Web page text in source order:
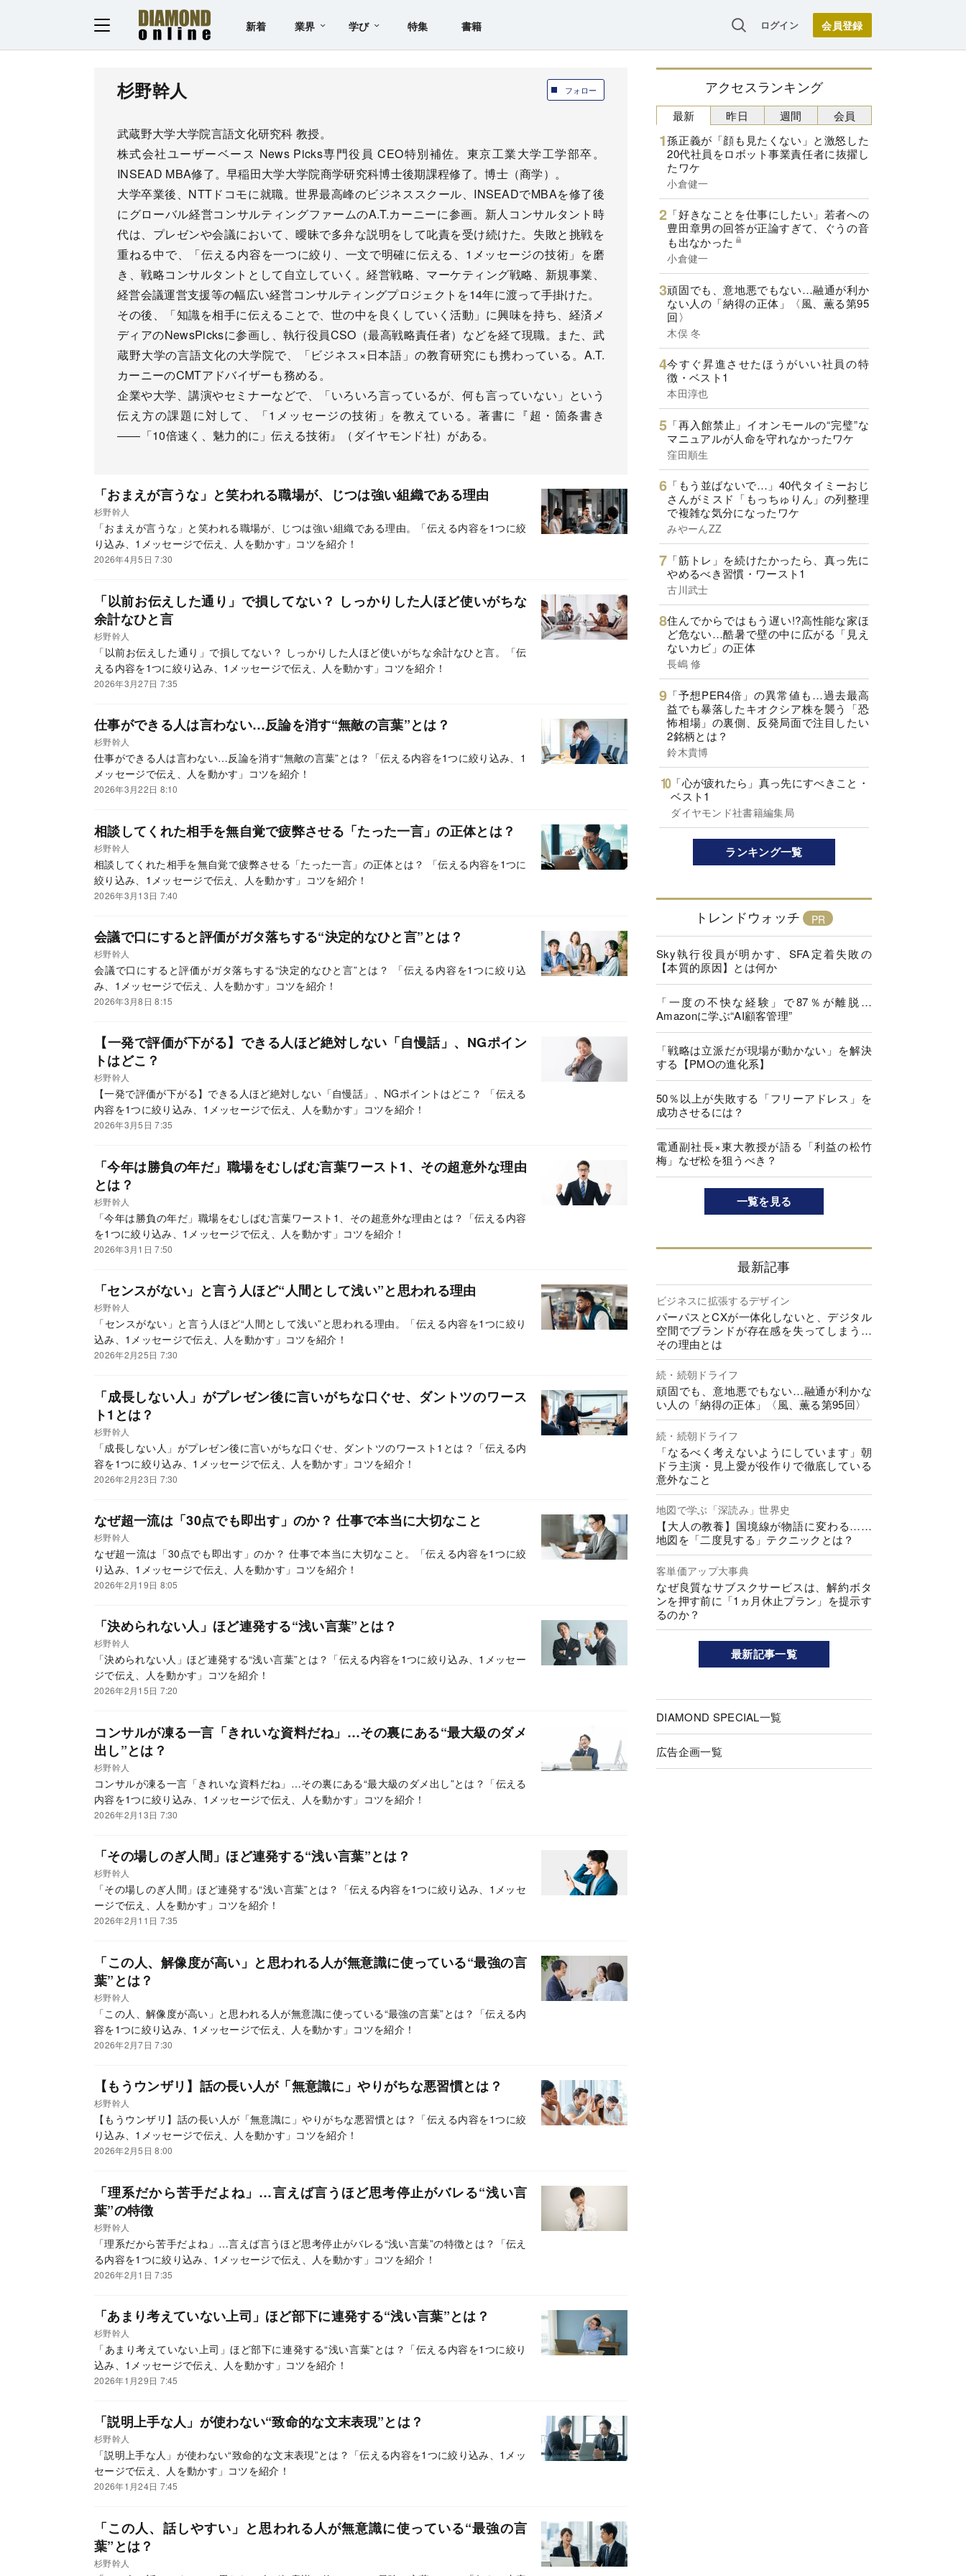
新着 業界 学び 特集 書籍 ログイン
フォロー
杉野幹人
武蔵野大学大学院言語文化研究科 教授。
株式会社ユーザーベース News Picks専門役員 CEO特別補佐。東京工業大学工学部卒。
INSEAD MBA修了。早稲田大学大学院商学研究科博士後期課程修了。博士（商学）。
大学卒業後、NTTドコモに就職。世界最高峰のビジネススクール、INSEADでMBAを修了後
にグローバル経営コンサルティングファームのA.T.カーニーに参画。新人コンサルタント時
代は、プレゼンや会議において、曖昧で多弁な説明をして叱責を受け続けた。失敗と挑戦を
重ねる中で、「伝える内容を一つに絞り、一文で明確に伝える、1メッセージの技術」を磨
き、戦略コンサルタントとして自立していく。経営戦略、マーケティング戦略、新規事業、
経営会議運営支援等の幅広い経営コンサルティングプロジェクトを14年に渡って手掛けた。
その後、「知識を相手に伝えることで、世の中を良くしていく活動」に興味を持ち、経済メ
ディアのNewsPicksに参画し、執行役員CSO（最高戦略責任者）などを経て現職。また、武
蔵野大学の言語文化の大学院で、「ビジネス×日本語」の教育研究にも携わっている。A.T.
カーニーのCMTアドバイザーも務める。
企業や大学、講演やセミナーなどで、「いろいろ言っているが、何も言っていない」という
伝え方の課題に対して、「1メッセージの技術」を教えている。著書に『超・箇条書き
――「10倍速く、魅力的に」伝える技術』（ダイヤモンド社）がある。
「おまえが言うな」と笑われる職場が、じつは強い組織である理由
杉野幹人
「おまえが言うな」と笑われる職場が、じつは強い組織である理由。「伝える内容を1つに絞
り込み、1メッセージで伝え、人を動かす」コツを紹介！
2026年4月5日 7:30
「以前お伝えした通り」で損してない？ しっかりした人ほど使いがちな
余計なひと言
杉野幹人
「以前お伝えした通り」で損してない？ しっかりした人ほど使いがちな余計なひと言。「伝
える内容を1つに絞り込み、1メッセージで伝え、人を動かす」コツを紹介！
2026年3月27日 7:35
仕事ができる人は言わない…反論を消す“無敵の言葉”とは？
杉野幹人
仕事ができる人は言わない…反論を消す“無敵の言葉”とは？「伝える内容を1つに絞り込み、1
メッセージで伝え、人を動かす」コツを紹介！
2026年3月22日 8:10
相談してくれた相手を無自覚で疲弊させる「たった一言」の正体とは？
杉野幹人
相談してくれた相手を無自覚で疲弊させる「たった一言」の正体とは？ 「伝える内容を1つに
絞り込み、1メッセージで伝え、人を動かす」コツを紹介！
2026年3月13日 7:40
会議で口にすると評価がガタ落ちする“決定的なひと言”とは？
杉野幹人
会議で口にすると評価がガタ落ちする“決定的なひと言”とは？ 「伝える内容を1つに絞り込
み、1メッセージで伝え、人を動かす」コツを紹介！
2026年3月8日 8:15
【一発で評価が下がる】できる人ほど絶対しない「自慢話」、NGポイン
トはどこ？
杉野幹人
【一発で評価が下がる】できる人ほど絶対しない「自慢話」、NGポイントはどこ？ 「伝える
内容を1つに絞り込み、1メッセージで伝え、人を動かす」コツを紹介！
2026年3月5日 7:35
「今年は勝負の年だ」職場をむしばむ言葉ワースト1、その超意外な理由
とは？
杉野幹人
「今年は勝負の年だ」職場をむしばむ言葉ワースト1、その超意外な理由とは？「伝える内容
を1つに絞り込み、1メッセージで伝え、人を動かす」コツを紹介！
2026年3月1日 7:50
「センスがない」と言う人ほど“人間として浅い”と思われる理由
杉野幹人
「センスがない」と言う人ほど“人間として浅い”と思われる理由。「伝える内容を1つに絞り
込み、1メッセージで伝え、人を動かす」コツを紹介！
2026年2月25日 7:30
「成長しない人」がプレゼン後に言いがちな口ぐせ、ダントツのワース
ト1とは？
杉野幹人
「成長しない人」がプレゼン後に言いがちな口ぐせ、ダントツのワースト1とは？「伝える内
容を1つに絞り込み、1メッセージで伝え、人を動かす」コツを紹介！
2026年2月23日 7:30
なぜ超一流は「30点でも即出す」のか？ 仕事で本当に大切なこと
杉野幹人
なぜ超一流は「30点でも即出す」のか？ 仕事で本当に大切なこと。「伝える内容を1つに絞
り込み、1メッセージで伝え、人を動かす」コツを紹介！
2026年2月19日 8:05
「決められない人」ほど連発する“浅い言葉”とは？
杉野幹人
「決められない人」ほど連発する“浅い言葉”とは？「伝える内容を1つに絞り込み、1メッセー
ジで伝え、人を動かす」コツを紹介！
2026年2月15日 7:20
コンサルが凍る一言「きれいな資料だね」…その裏にある“最大級のダメ
出し”とは？
杉野幹人
コンサルが凍る一言「きれいな資料だね」…その裏にある“最大級のダメ出し”とは？「伝える
内容を1つに絞り込み、1メッセージで伝え、人を動かす」コツを紹介！
2026年2月13日 7:30
「その場しのぎ人間」ほど連発する“浅い言葉”とは？
杉野幹人
「その場しのぎ人間」ほど連発する“浅い言葉”とは？「伝える内容を1つに絞り込み、1メッセ
ージで伝え、人を動かす」コツを紹介！
2026年2月11日 7:35
「この人、解像度が高い」と思われる人が無意識に使っている“最強の言
葉”とは？
杉野幹人
「この人、解像度が高い」と思われる人が無意識に使っている“最強の言葉”とは？「伝える内
容を1つに絞り込み、1メッセージで伝え、人を動かす」コツを紹介！
2026年2月7日 7:30
【もうウンザリ】話の長い人が「無意識に」やりがちな悪習慣とは？
杉野幹人
【もうウンザリ】話の長い人が「無意識に」やりがちな悪習慣とは？「伝える内容を1つに絞
り込み、1メッセージで伝え、人を動かす」コツを紹介！
2026年2月5日 8:00
「理系だから苦手だよね」…言えば言うほど思考停止がバレる“浅い言
葉”の特徴
杉野幹人
「理系だから苦手だよね」…言えば言うほど思考停止がバレる“浅い言葉”の特徴とは？「伝え
る内容を1つに絞り込み、1メッセージで伝え、人を動かす」コツを紹介！
2026年2月1日 7:35
「あまり考えていない上司」ほど部下に連発する“浅い言葉”とは？
杉野幹人
「あまり考えていない上司」ほど部下に連発する“浅い言葉”とは？「伝える内容を1つに絞り
込み、1メッセージで伝え、人を動かす」コツを紹介！
2026年1月29日 7:45
「説明上手な人」が使わない“致命的な文末表現”とは？
杉野幹人
「説明上手な人」が使わない“致命的な文末表現”とは？「伝える内容を1つに絞り込み、1メッ
セージで伝え、人を動かす」コツを紹介！
2026年1月24日 7:45
「この人、話しやすい」と思われる人が無意識に使っている“最強の言
葉”とは？
杉野幹人
アクセスランキング
最新
孫正義が「顔も見たくない」と激怒した
20代社員をロボット事業責任者に抜擢し
たワケ
小倉健一
「好きなことを仕事にしたい」若者への
豊田章男の回答が正論すぎて、ぐうの音
も出なかった
小倉健一
頑固でも、意地悪でもない…融通が利か
ない人の「納得の正体」〈風、薫る第95
回〉
木俣 冬
今すぐ昇進させたほうがいい社員の特
徴・ベスト1
本田淳也
「再入館禁止」イオンモールの“完璧”な
マニュアルが人命を守れなかったワケ
窪田順生
「もう並ばないで…」40代タイミーおじ
さんがミスド「もっちゅりん」の列整理
で複雑な気分になったワケ
みやーんZZ
「筋トレ」を続けたかったら、真っ先に
やめるべき習慣・ワースト1
古川武士
住んでからではもう遅い!?高性能な家ほ
ど危ない…酷暑で壁の中に広がる「見え
ないカビ」の正体
長嶋 修
「予想PER4倍」の異常値も…過去最高
益でも暴落したキオクシア株を襲う「恐
怖相場」の裏側、反発局面で注目したい
2銘柄とは？
鈴木貴博
「心が疲れたら」真っ先にすべきこと・
ベスト1
ダイヤモンド社書籍編集局
昨日 週間 会員
ランキング一覧
トレンドウォッチ
Sky執行役員が明かす、SFA定着失敗の
【本質的原因】とは何か
「一度の不快な経験」で87％が離脱…
Amazonに学ぶ“AI顧客管理”
「戦略は立派だが現場が動かない」を解決
する【PMOの進化系】
50％以上が失敗する「フリーアドレス」を
成功させるには？
電通副社長×東大教授が語る「利益の松竹
梅」なぜ松を狙うべき？
一覧を見る
最新記事
ビジネスに拡張するデザイン
パーパスとCXが一体化しないと、デジタル
空間でブランドが存在感を失ってしまう…
その理由とは
続・続朝ドライフ
頑固でも、意地悪でもない…融通が利かな
い人の「納得の正体」〈風、薫る第95回〉
続・続朝ドライフ
「なるべく考えないようにしています」朝
ドラ主演・見上愛が役作りで徹底している
意外なこと
地図で学ぶ「深読み」世界史
【大人の教養】国境線が物語に変わる……
地図を「二度見する」テクニックとは？
客単価アップ大事典
なぜ良質なサブスクサービスは、解約ボタ
ンを押す前に「1ヵ月休止プラン」を提示す
るのか？
最新記事一覧
DIAMOND SPECIAL一覧
広告企画一覧